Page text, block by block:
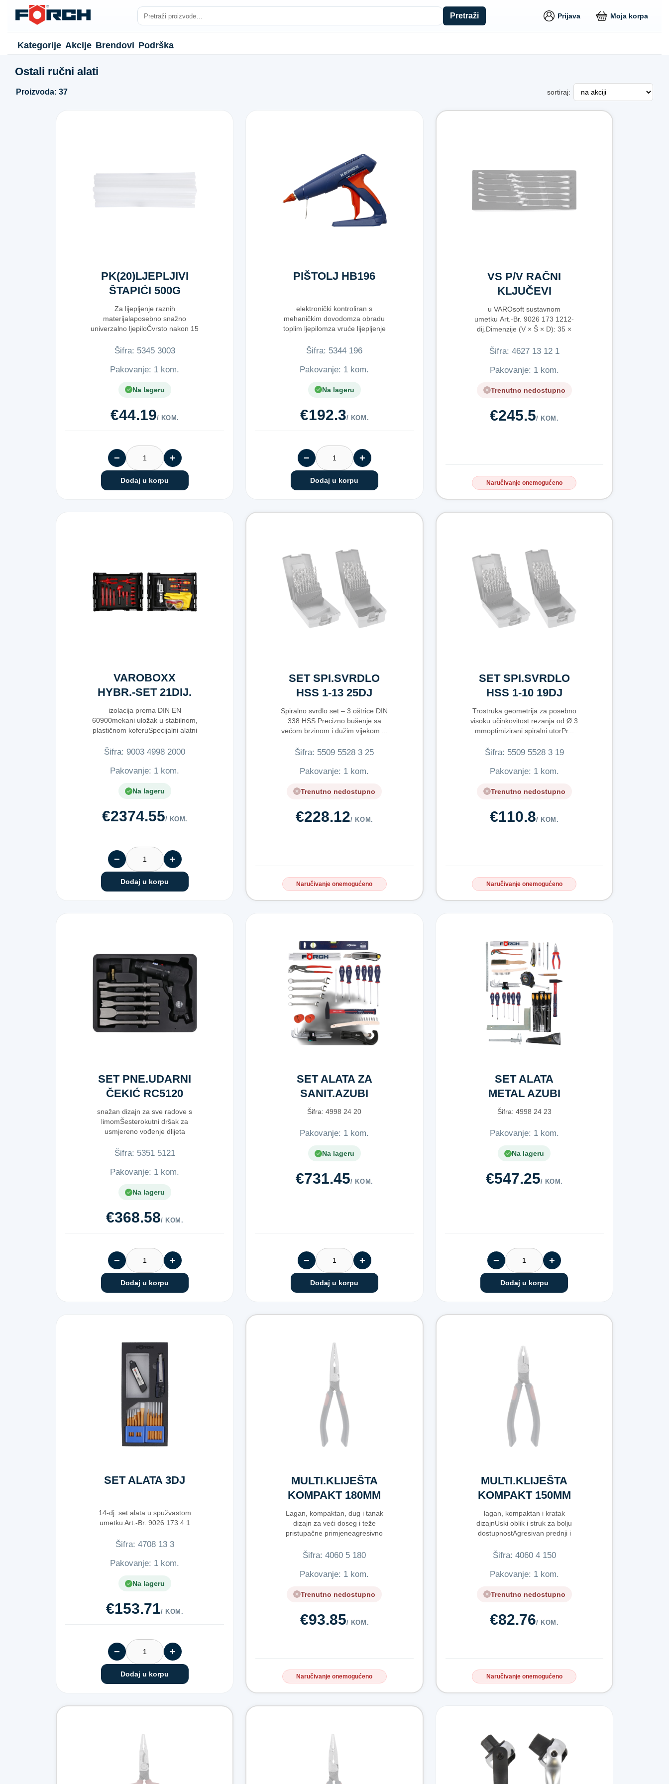
Pretraži Prijava Moja korpa
Kategorije Akcije Brendovi Podrška
Ostali ručni alati
Proizvoda: 37 sortiraj:
PK(20)LJEPLJIVI
ŠTAPIĆI 500G
Za lijepljenje raznih
materijalaposebno snažno
univerzalno ljepiloČvrsto nakon 15
Šifra: 5​3​4​5​ ​3​0​0​3​
Pakovanje: 1 kom.
Na lageru
€44.19/ KOM.
− +
Dodaj u korpu
PIŠTOLJ HB196
elektronički kontroliran s
mehaničkim dovodomza obradu
toplim ljepilomza vruće lijepljenje
Šifra: 5​3​4​4​ ​1​9​6​
Pakovanje: 1 kom.
Na lageru
€192.3/ KOM.
− +
Dodaj u korpu
VS P/V RAČNI
KLJUČEVI
UK.12DJ
u VAROsoft sustavnom
umetku Art.-Br. 9026 173 1212-
dij.Dimenzije (V × Š × D): 35 ×
Šifra: 4​6​2​7​ ​1​3​ ​1​2​ ​1​
Pakovanje: 1 kom.
Trenutno nedostupno
€245.5/ KOM.
Naručivanje onemogućeno
VAROBOXX
HYBR.-SET 21DIJ.
1000
izolacija prema DIN EN
60900mekani uložak u stabilnom,
plastičnom koferuSpecijalni alatni
Šifra:9​0​0​3​ ​4​9​9​8​ ​2​0​0​0​
Pakovanje: 1 kom.
Na lageru
€2374.55/ KOM.
− +
Dodaj u korpu
SET SPI.SVRDLO
HSS 1-13 25DJ
Spiralno svrdlo set – 3 oštrice DIN
338 HSS Precizno bušenje sa
većom brzinom i dužim vijekom ...
Šifra: 5​5​0​9​ ​5​5​2​8​ ​3​ ​2​5​
Pakovanje: 1 kom.
Trenutno nedostupno
€228.12/ KOM.
Naručivanje onemogućeno
SET SPI.SVRDLO
HSS 1-10 19DJ
Trostruka geometrija za posebno
visoku učinkovitost rezanja od Ø 3
mmoptimizirani spiralni utorPr...
Šifra: 5​5​0​9​ ​5​5​2​8​ ​3​ ​1​9​
Pakovanje: 1 kom.
Trenutno nedostupno
€110.8/ KOM.
Naručivanje onemogućeno
SET PNE.UDARNI
ČEKIĆ RC5120
snažan dizajn za sve radove s
limomŠesterokutni dršak za
usmjereno vođenje dlijeta
Šifra: 5​3​5​1​ ​5​1​2​1​
Pakovanje: 1 kom.
Na lageru
€368.58/ KOM.
− +
Dodaj u korpu
SET ALATA ZA
SANIT.AZUBI
20DJ
Šifra:4​9​9​8​ ​2​4​ ​2​0​
Pakovanje: 1 kom.
Na lageru
€731.45/ KOM.
− +
Dodaj u korpu
SET ALATA
METAL AZUBI
23DJ
Šifra: 4​9​9​8​ ​2​4​ ​2​3​
Pakovanje: 1 kom.
Na lageru
€547.25/ KOM.
− +
Dodaj u korpu
SET ALATA 3DJ
14-dj. set alata u spužvastom
umetku Art.-Br. 9026 173 4 1
Šifra: 4​7​0​8​ ​1​3​ ​3​
Pakovanje: 1 kom.
Na lageru
€153.71/ KOM.
− +
Dodaj u korpu
MULTI.KLIJEŠTA
KOMPAKT 180MM
Lagan, kompaktan, dug i tanak
dizajn za veći doseg i teže
pristupačne primjeneagresivno
Šifra:4​0​6​0​ ​5​ ​1​8​0​
Pakovanje: 1 kom.
Trenutno nedostupno
€93.85/ KOM.
Naručivanje onemogućeno
MULTI.KLIJEŠTA
KOMPAKT 150MM
lagan, kompaktan i kratak
dizajnUski oblik i struk za bolju
dostupnostAgresivan prednji i
Šifra: 4​0​6​0​ ​4​ ​1​5​0​
Pakovanje: 1 kom.
Trenutno nedostupno
€82.76/ KOM.
Naručivanje onemogućeno